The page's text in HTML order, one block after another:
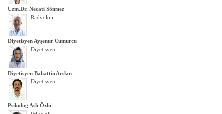
Uzm.Dr. Necati Sönmez
Radyoloji
Diyetisyen Ayşenur Cumurcu
Diyetisyen
Diyetisyen Bahattin Arslan
Diyetisyen
Psikolog Aslı Özlü